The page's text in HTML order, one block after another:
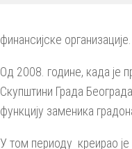
финансијске организације.
Од 2008. године, када је
Скупштини Града
функцију заменика
У том периоду креирао је